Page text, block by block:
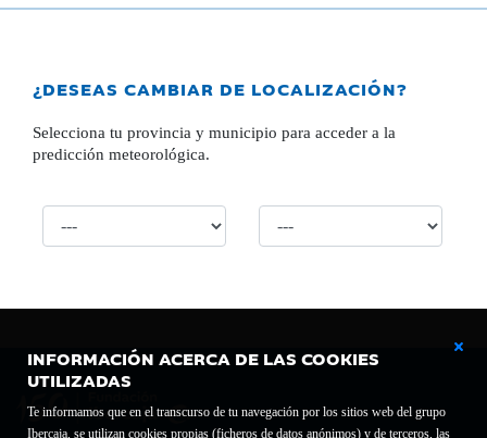
INFORMACIÓN ACERCA DE LAS COOKIES
UTILIZADAS
Te informamos que en el transcurso de tu navegación por los sitios web del grupo
Ibercaja, se utilizan cookies propias (ficheros de datos anónimos) y de terceros, las
¿DESEAS CAMBIAR DE LOCALIZACIÓN?
Selecciona tu provincia y municipio para acceder a la
predicción meteorológica.